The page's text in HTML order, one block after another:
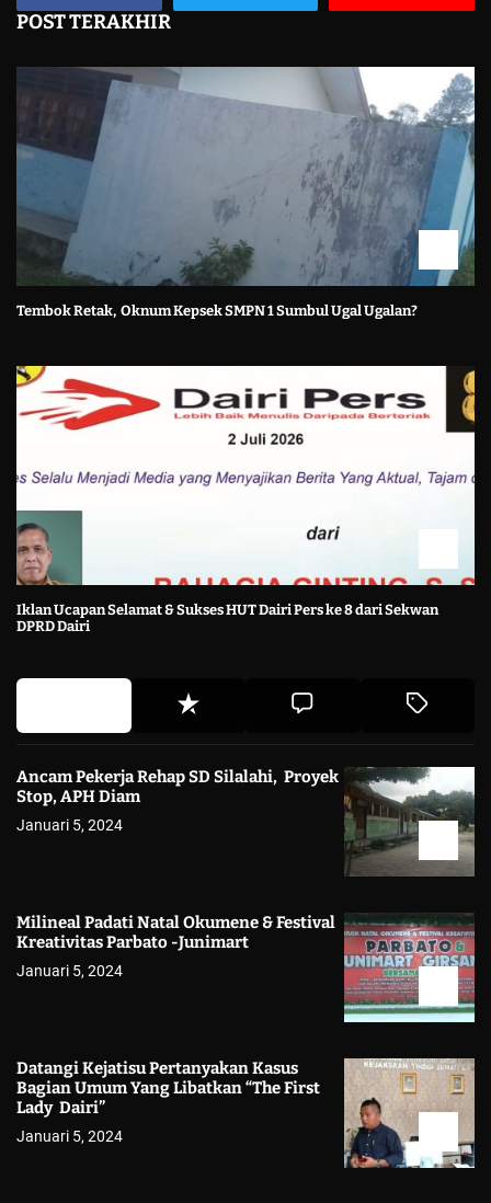
POST TERAKHIR
Tembok Retak, Oknum Kepsek SMPN 1 Sumbul Ugal Ugalan?
Iklan Ucapan Selamat & Sukses HUT Dairi Pers ke 8 dari Sekwan
DPRD Dairi
Ancam Pekerja Rehap SD Silalahi, Proyek
Stop, APH Diam
Januari 5, 2024
Milineal Padati Natal Okumene & Festival
Kreativitas Parbato -Junimart
Januari 5, 2024
Datangi Kejatisu Pertanyakan Kasus
Bagian Umum Yang Libatkan “The First
Lady Dairi”
Januari 5, 2024